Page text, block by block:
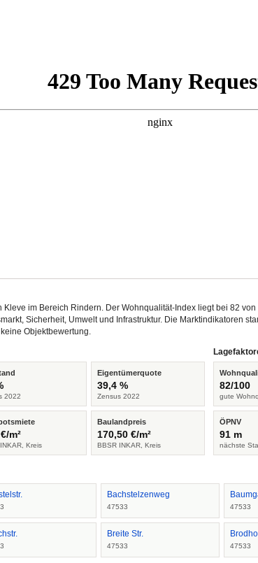
Kleve im Bereich Rindern. Der Wohnqualität-Index liegt bei 82
Sicherheit, Umwelt und Infrastruktur. Die Marktindikatoren
Objektbewertung.
2022
Eigentümerquote
39,4 %
Zensus 2022
m²
Kreis
Baulandpreis
170,50 €/m²
BBSR INKAR, Kreis
82/100
gute
ÖPNV
91 m
nächste
Bachstelzenweg
47533 47533
Breite Str.
47533 47533